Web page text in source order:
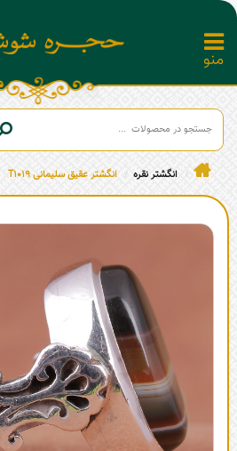
انگشتر نقره انگشتر عقیق سلیمانی T1019